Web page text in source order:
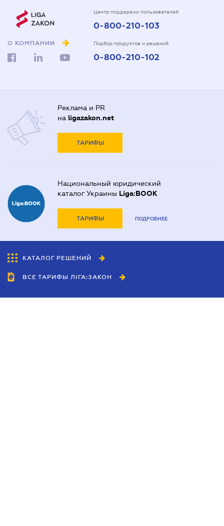
О КОМПАНИИ
Центр поддержки пользователей
0-800-210-103
Подбор продуктов и решений
0-800-210-102
Реклама и PR
на ligazakon.net
ТАРИФЫ
Национальный юридический
каталог Украины Liga:BOOK
ТАРИФЫ ПОДРОБНЕЕ
КАТАЛОГ РЕШЕНИЙ
ВСЕ ТАРИФЫ ЛІГА:ЗАКОН